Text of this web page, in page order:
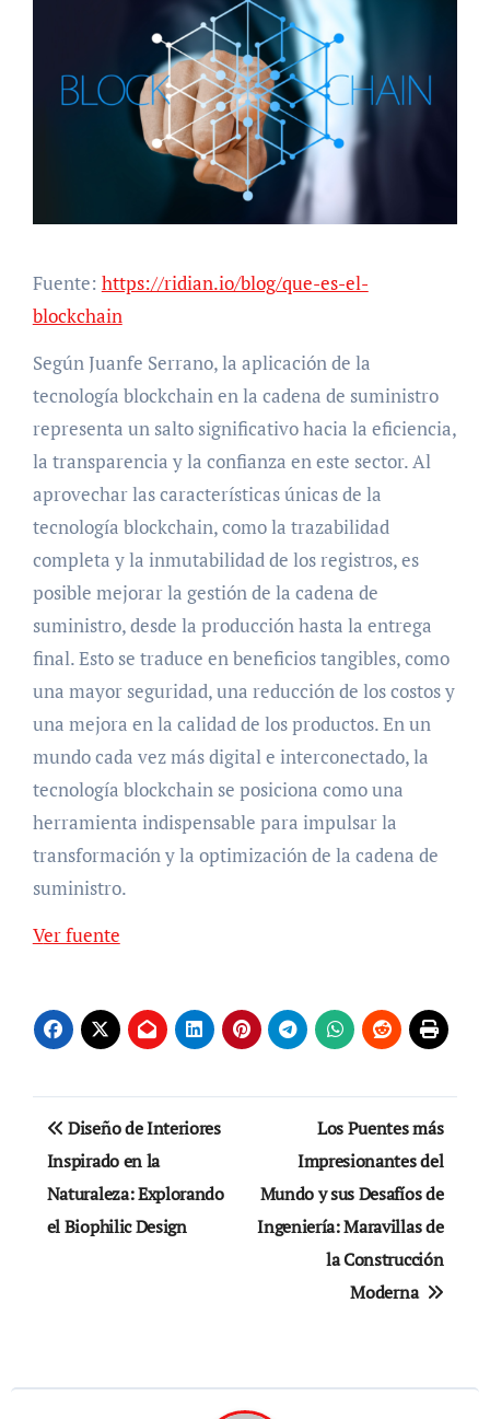
Fuente: https://ridian.io/blog/que-es-el-
blockchain
Según Juanfe Serrano, la aplicación de la
tecnología blockchain en la cadena de suministro
representa un salto significativo hacia la eficiencia,
la transparencia y la confianza en este sector. Al
aprovechar las características únicas de la
tecnología blockchain, como la trazabilidad
completa y la inmutabilidad de los registros, es
posible mejorar la gestión de la cadena de
suministro, desde la producción hasta la entrega
final. Esto se traduce en beneficios tangibles, como
una mayor seguridad, una reducción de los costos y
una mejora en la calidad de los productos. En un
mundo cada vez más digital e interconectado, la
tecnología blockchain se posiciona como una
herramienta indispensable para impulsar la
transformación y la optimización de la cadena de
suministro.
Ver fuente
Navegación
de
entradas
Diseño de Interiores
Inspirado en la
Naturaleza: Explorando
el Biophilic Design
Los Puentes más
Impresionantes del
Mundo y sus Desafíos de
Ingeniería: Maravillas de
la Construcción
Moderna